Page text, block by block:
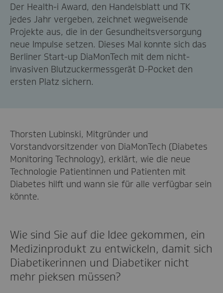
Der Health-i Award, den Handelsblatt und TK
jedes Jahr vergeben, zeichnet wegweisende
Projekte aus, die in der Gesundheitsversorgung
neue Impulse setzen. Dieses Mal konnte sich das
Berliner Start-up DiaMonTech mit dem nicht-
invasiven Blutzuckermessgerät D-Pocket den
ersten Platz sichern.
Thorsten Lubinski, Mitgründer und
Vorstandvorsitzender von DiaMonTech (Diabetes
Monitoring Technology), erklärt, wie die neue
Technologie Patientinnen und Patienten mit
Diabetes hilft und wann sie für alle verfügbar sein
könnte.
Wie sind Sie auf die Idee gekommen, ein
Medizinprodukt zu entwickeln, damit sich
Diabetikerinnen und Diabetiker nicht
mehr pieksen müssen?